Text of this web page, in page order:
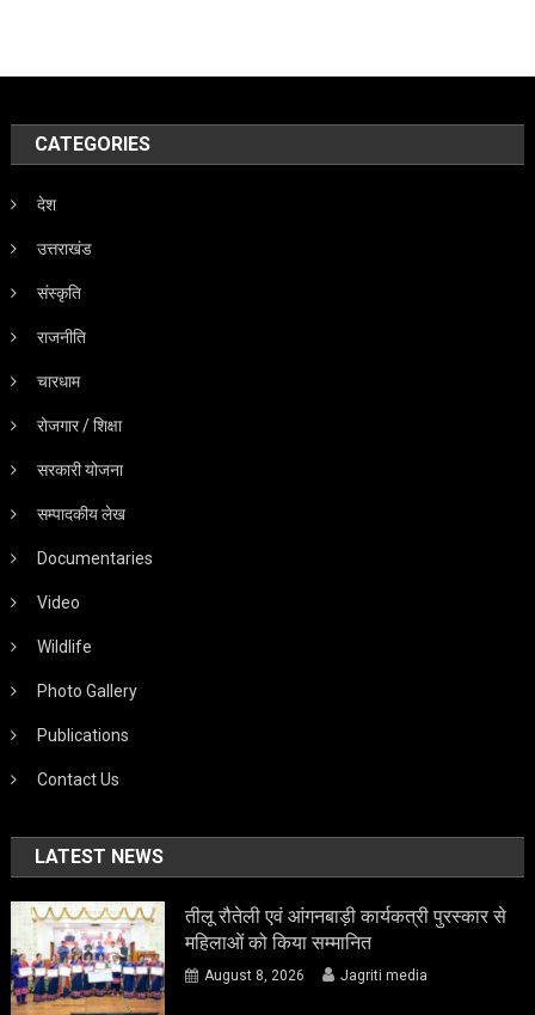
CATEGORIES
देश
उत्तराखंड
संस्कृति
राजनीति
चारधाम
रोजगार / शिक्षा
सरकारी योजना
सम्पादकीय लेख
Documentaries
Video
Wildlife
Photo Gallery
Publications
Contact Us
LATEST NEWS
तीलू रौतेली एवं आंगनबाड़ी कार्यकत्री पुरस्कार से
महिलाओं को किया सम्मानित
August 8, 2026 Jagriti media